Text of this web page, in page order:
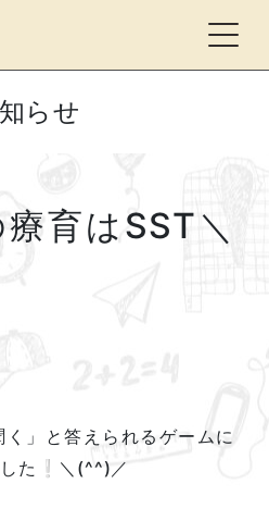
らせ
育はSST＼
く」と答えられるゲームに
た❕＼(^^)／